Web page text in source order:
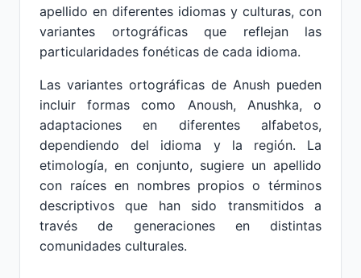
apellido en diferentes idiomas y culturas, con
variantes ortográficas que reflejan las
particularidades fonéticas de cada idioma.
Las variantes ortográficas de Anush pueden
incluir formas como Anoush, Anushka, o
adaptaciones en diferentes alfabetos,
dependiendo del idioma y la región. La
etimología, en conjunto, sugiere un apellido
con raíces en nombres propios o términos
descriptivos que han sido transmitidos a
través de generaciones en distintas
comunidades culturales.